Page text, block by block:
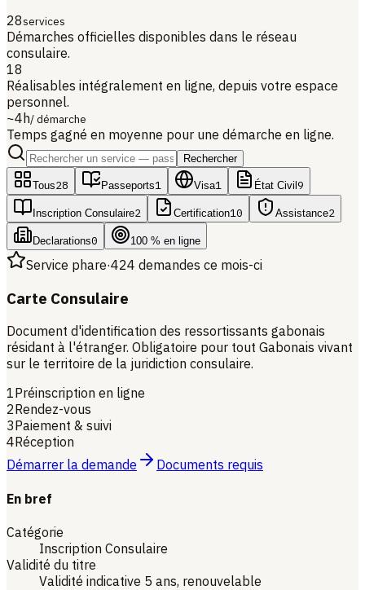
28services
Démarches officielles disponibles dans le réseau
consulaire.
18
Réalisables intégralement en ligne, depuis votre espace
personnel.
~4h/ démarche
Temps gagné en moyenne pour une démarche en ligne.
Rechercher
Tous28 Passeports1 Visa1 État Civil 9
Inscription Consulaire2 Certification10 Assistance2
Declarations0 100 % en ligne
Service phare·424 demandes ce mois-ci
Carte Consulaire
Document d'identification des ressortissants gabonais
résidant à l'étranger. Obligatoire pour tout Gabonais vivant
sur le territoire de la juridiction consulaire.
1Préinscription en ligne
2Rendez-vous
3Paiement & suivi
4Réception
Démarrer la demande
Documents requis
En bref
Catégorie
Inscription Consulaire
Validité du titre
Validité indicative 5 ans, renouvelable